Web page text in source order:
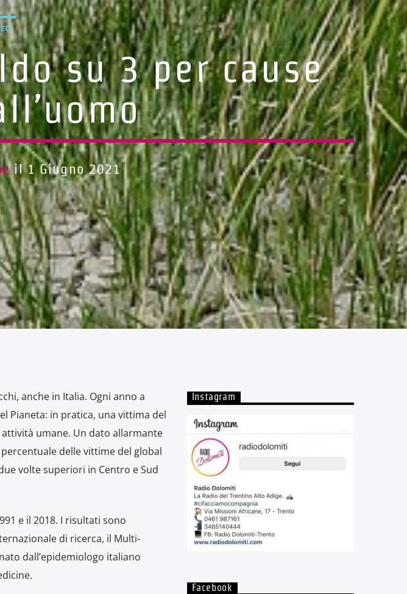
su 3 per cause
il 1 Giugno 2021
anche in Italia. Ogni anno a
Pianeta: in pratica, una vittima del
umane. Un dato allarmante
delle vittime del global
volte superiori in Centro e Sud
e il 2018. I risultati sono
di ricerca, il Multi-
dall’epidemiologo italiano
Instagram
Facebook